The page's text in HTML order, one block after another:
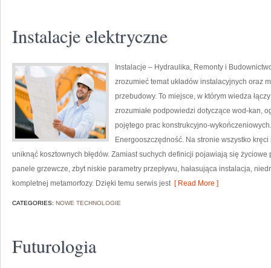
Instalacje elektryczne
Instalacje – Hydraulika, Remonty i
zrozumieć temat układów instalacyjnych oraz
przebudowy. To miejsce, w którym wiedza
zrozumiałe podpowiedzi dotyczące wod-kan,
pojętego prac konstrukcyjno-
Energooszczędność. Na stronie wszystko
uniknąć kosztownych błędów. Zamiast suchych definicji pojawiają się
panele grzewcze, zbyt niskie parametry przepływu, hałasująca instalacja,
kompletnej metamorfozy. Dzięki temu serwis jest[ Read More ]
CATEGORIES: NOWE TECHNOLOGIE
Futurologia